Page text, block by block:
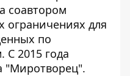
соавтором
ограничениях для
по
С 2015 года
"Миротворец".